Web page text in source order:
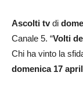
Ascolti tvdi
Canale 5. “Volti
Chi ha vinto la
domenica 17